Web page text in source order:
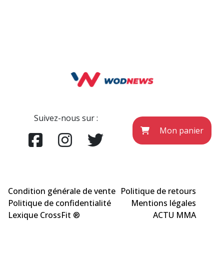
Suivez-nous sur :
Mon panier
Condition générale de vente Politique de retours
Politique de confidentialité
Mentions légales
Lexique CrossFit ®
ACTU MMA